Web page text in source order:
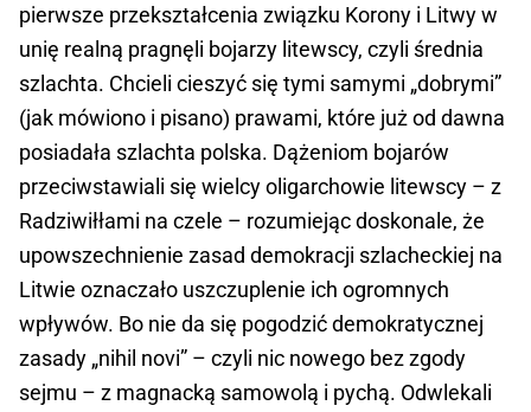
pierwsze przekształcenia związku Korony i Litwy w
unię realną pragnęli bojarzy litewscy, czyli średnia
szlachta. Chcieli cieszyć się tymi samymi „dobrymi”
(jak mówiono i pisano) prawami, które już od dawna
posiadała szlachta polska. Dążeniom bojarów
przeciwstawiali się wielcy oligarchowie litewscy – z
Radziwiłłami na czele – rozumiejąc doskonale, że
upowszechnienie zasad demokracji szlacheckiej na
Litwie oznaczało uszczuplenie ich ogromnych
wpływów. Bo nie da się pogodzić demokratycznej
zasady „nihil novi” – czyli nic nowego bez zgody
sejmu – z magnacką samowolą i pychą. Odwlekali